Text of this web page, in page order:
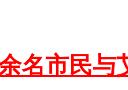
名市民与